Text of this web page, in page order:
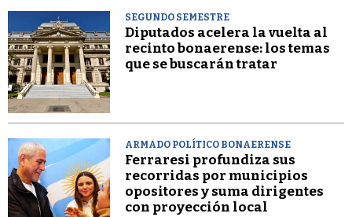
SEGUNDO SEMESTRE
Diputados acelera la vuelta al
recinto bonaerense: los temas
que se buscarán tratar
ARMADO POLÍTICO BONAERENSE
Ferraresi profundiza sus
recorridas por municipios
opositores y suma dirigentes
con proyección local